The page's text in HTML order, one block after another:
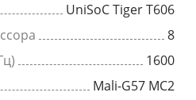
UniSoC Tiger T606
8
1600
Mali-G57 MC2